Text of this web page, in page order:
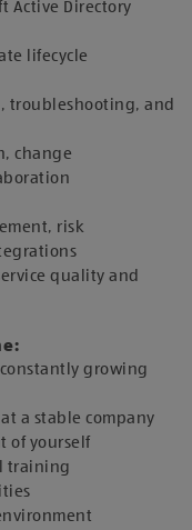
Active Directory
lifecycle
troubleshooting, and
change
risk
quality and
growing
a stable company
of yourself
training